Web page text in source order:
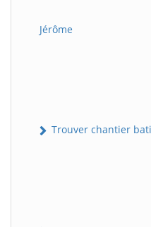
Jérôme
Trouver chantier